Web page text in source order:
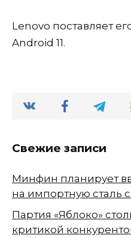
Lenovo поставляет
Android 11.
Свежие записи
Минфин планирует
на импортную сталь с
Партия «Яблоко»
критикой